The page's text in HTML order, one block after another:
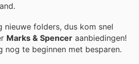
nieuwe folders, dus kom snel
Marks & Spencer aanbiedingen!
nog te beginnen met besparen.